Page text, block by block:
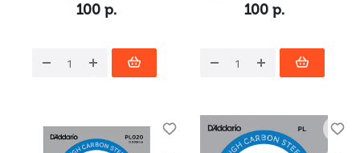
100р. 100р.